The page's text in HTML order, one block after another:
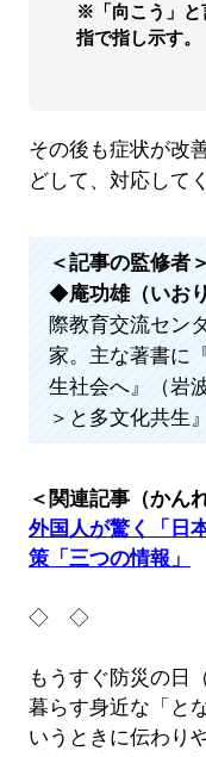
※「向こう」と
指で指し示す。
その後も症状が改
どして、対応して
＜記事の監修者＞
◆庵功雄（いお
際教育交流セン
家。主な著書に
生社会へ』（岩
＞と多文化共生
＜関連記事（かん
外国人が驚く「日
策「三つの情報」
◇ ◇
もうすぐ防災の日
暮らす身近な「と
いうときに伝わり